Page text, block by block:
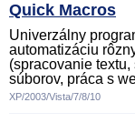
Quick Macros
Univerzálny
automatizáciu
(spracovanie
súborov, práca s
XP/2003/Vista/7/8/10